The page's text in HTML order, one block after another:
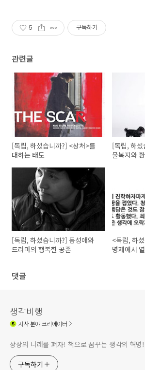
5 구독하기
관련글
[독립, 하셨습니까?] <상처>를
대하는 태도
[독립, 하
물복지와
[독립, 하셨습니까?] 동성애와
드라마의 행복한 공존
<독립, 하
명제에서
댓글
생각비행
시사분야 크리에이터
상상의 나래를 펴자! 책으로 꿈꾸는 생각의 혁명!
구독하기